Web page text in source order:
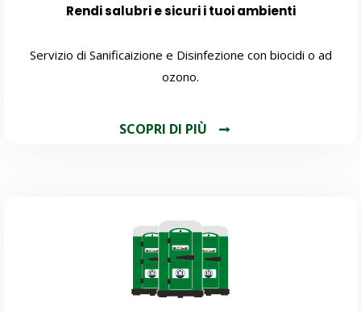
Rendi salubri e sicuri i tuoi ambienti
Servizio di Sanificaizione e Disinfezione con biocidi o ad
ozono.
SCOPRI DI PIÙ